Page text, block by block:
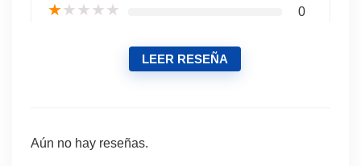
★★★★★ 0
LEER RESEÑA
Aún no hay reseñas.